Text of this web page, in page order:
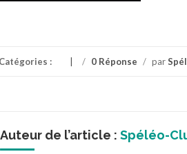
Catégories : / 0 Réponse / par
Auteur de l’article : Spéléo-